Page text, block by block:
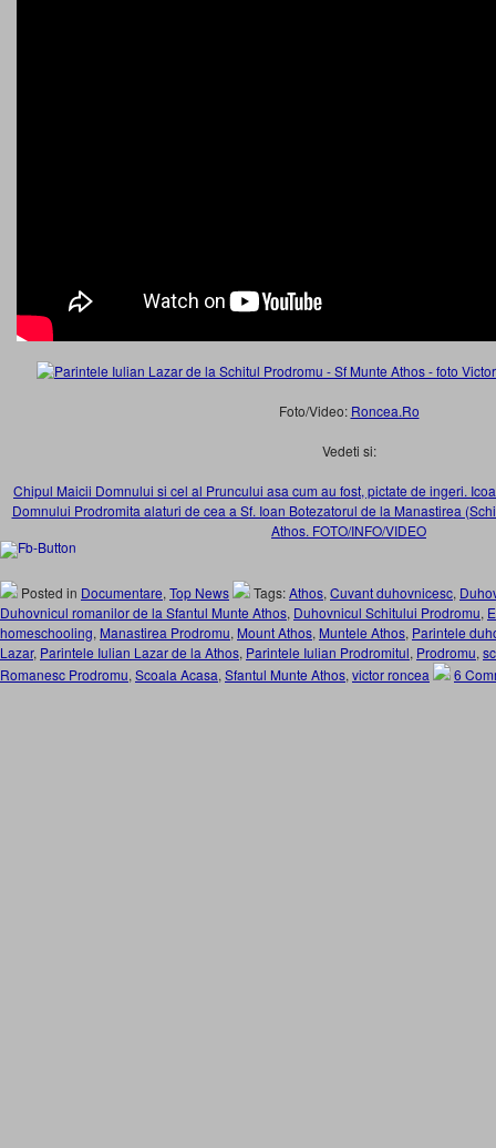
Foto/Video: Roncea.Ro
Vedeti si:
Chipul Maicii Domnului si cel al Pruncului asa cum au fost, pictate de ingeri.
Domnului Prodromita alaturi de cea a Sf. Ioan Botezatorul de la Manastirea
Athos. FOTO/INFO/VIDEO
Posted in Documentare, Top News Tags:Athos, Cuvant duhovnicesc,
Duhovnicul romanilor de la Sfantul Munte Athos, Duhovnicul Schitului Prodromu,
homeschooling, Manastirea Prodromu, Mount Athos, Muntele Athos, Parintele
Lazar, Parintele Iulian Lazar de la Athos, Parintele Iulian Prodromitul, Prodromu,
Romanesc Prodromu, Scoala Acasa, Sfantul Munte Athos, victor roncea 6